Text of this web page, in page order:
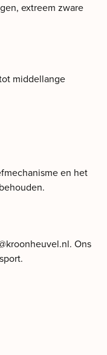
extreem zware
middellange
en het
. Ons